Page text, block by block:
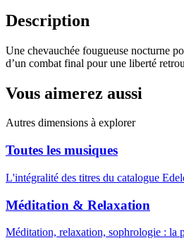
Description
Une chevauchée fougueuse nocturne
d’un combat final pour une liberté
Vous aimerez aussi
Autres dimensions à explorer
Toutes les musiques
L'intégralité des titres du catalogue
Méditation & Relaxation
Méditation, relaxation, sophrologie : la